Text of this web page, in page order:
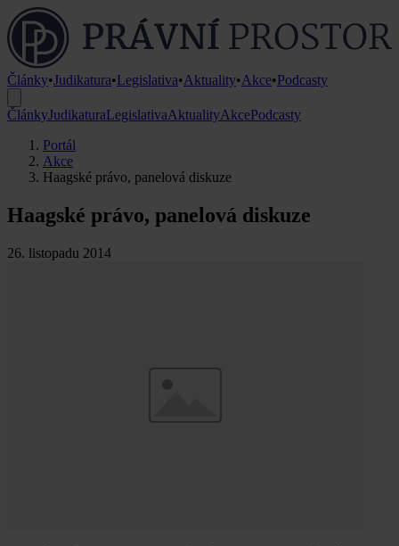
Články•Judikatura•Legislativa•Aktuality•Akce•Podcasty
ČlánkyJudikaturaLegislativaAktualityAkcePodcasty
Portál
Akce
Haagské právo, panelová diskuze
Haagské právo, panelová diskuze
26. listopadu 2014